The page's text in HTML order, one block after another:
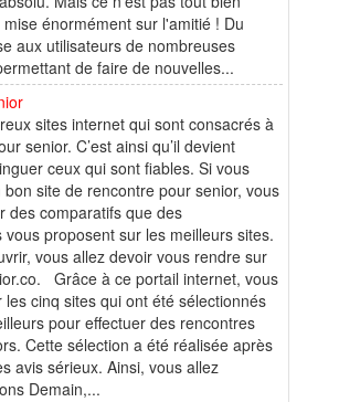
énormément sur l'amitié ! Du
aux utilisateurs de nombreuses
de faire de nouvelles...
sites internet qui sont consacrés à
senior. C’est ainsi qu’il devient
ceux qui sont fiables. Si vous
bon site de rencontre pour senior, vous
des comparatifs que des
vous proposent sur les meilleurs sites.
vous allez devoir vous rendre sur
Grâce à ce portail internet, vous
les cinq sites qui ont été sélectionnés
pour effectuer des rencontres
Cette sélection a été réalisée après
avis sérieux. Ainsi, vous allez
Demain,...